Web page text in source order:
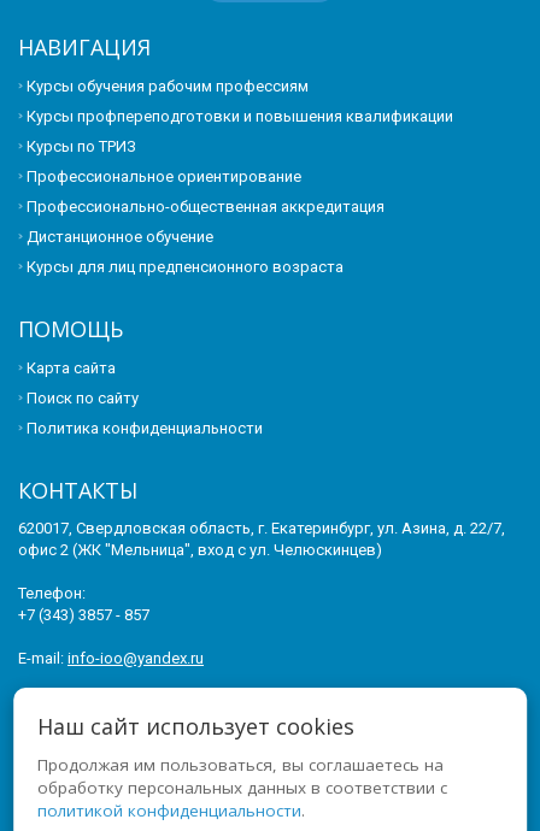
НАВИГАЦИЯ
Курсы обучения рабочим профессиям
Курсы профпереподготовки и повышения квалификации
Курсы по ТРИЗ
Профессиональное ориентирование
Профессионально-общественная аккредитация
Дистанционное обучение
Курсы для лиц предпенсионного возраста
ПОМОЩЬ
Карта сайта
Поиск по сайту
Политика конфиденциальности
КОНТАКТЫ
620017, Свердловская область, г. Екатеринбург, ул. Азина, д. 22/7,
офис 2 (ЖК "Мельница", вход с ул. Челюскинцев)
Телефон:
+7 (343) 3857 - 857
E-mail: info-ioo@yandex.ru
ПРАВА ЗАЩИЩЕНЫ.
МЫ В СОЦСЕТЯХ
Наш сайт использует cookies
Продолжая им пользоваться, вы соглашаетесь на
обработку персональных данных в соответствии с
политикой конфиденциальности.